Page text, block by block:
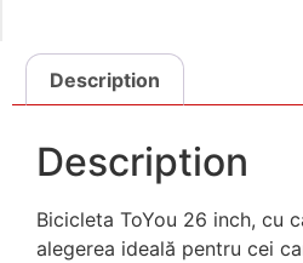
Description
Description
Bicicleta ToYou 26 inch, cu
alegerea ideală pentru cei